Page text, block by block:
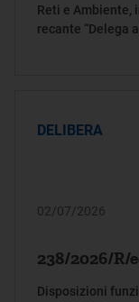
Reti e Ambiente,
recante “Delega
del settore e
obblighi di
DELIBERA
02/07/2026
238/2026/R/
Disposizioni